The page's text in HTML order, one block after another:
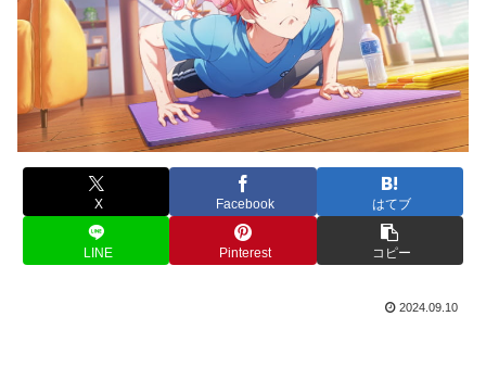
X Facebook はてブ
LINE Pinterest コピー
2024.09.10